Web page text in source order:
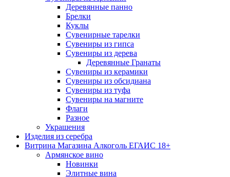
Деревянные панно
Брелки
Куклы
Сувенирные тарелки
Сувениры из гипса
Сувениры из дерева
Деревянные Гранаты
Сувениры из керамики
Сувениры из обсидиана
Сувениры из туфа
Сувениры на магните
Флаги
Разное
Украшения
Изделия из серебра
Витрина Магазина Алкоголь ЕГАИС 18+
Армянское вино
Новинки
Элитные вина